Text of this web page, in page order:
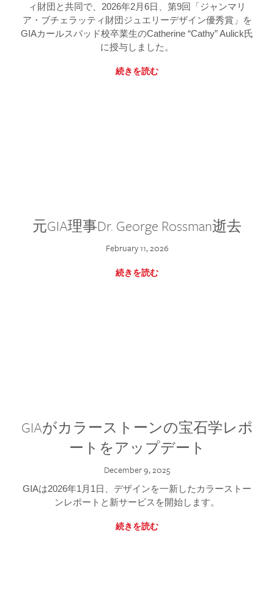
ィ財団と共同で、2026年2月6日、第9回「ジャンマリ
ア・ブチェラッティ財団ジュエリーデザイン優秀賞」を
GIAカールスバッド校卒業生のCatherine “Cathy” Aulick氏
に授与しました。
続きを読む
元GIA理事Dr. George Rossman逝去
February 11, 2026
続きを読む
GIAがカラーストーンの宝石学レポ
ートをアップデート
December 9, 2025
GIAは2026年1月1日、デザインを一新したカラーストー
ンレポートと新サービスを開始します。
続きを読む